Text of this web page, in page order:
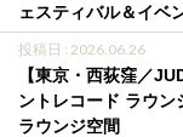
ェスティバル＆イベ
投稿日 : 2026.06.26
【東京・西荻窪／
ントレコード ラウ
ラウンジ空間